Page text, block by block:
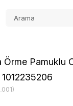
Örme Pamuklu